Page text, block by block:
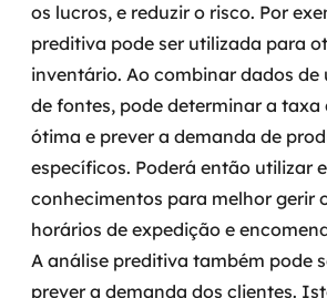
os lucros, e reduzir o risco. Por
preditiva pode ser utilizada para
inventário. Ao combinar dados de
de fontes, pode determinar a taxa
ótima e prever a demanda de
específicos. Poderá então utilizar
conhecimentos para melhor gerir
horários de expedição e
A análise preditiva também pode
prever a demanda dos clientes.